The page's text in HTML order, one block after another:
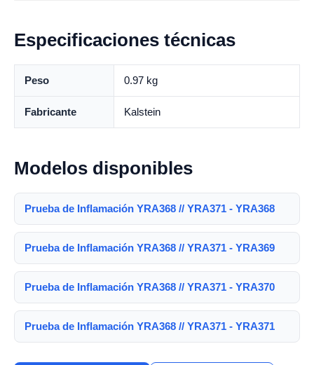
Especificaciones técnicas
Peso 0.97 kg
Fabricante Kalstein
Modelos disponibles
Prueba de Inflamación YRA368 // YRA371 - YRA368
Prueba de Inflamación YRA368 // YRA371 - YRA369
Prueba de Inflamación YRA368 // YRA371 - YRA370
Prueba de Inflamación YRA368 // YRA371 - YRA371